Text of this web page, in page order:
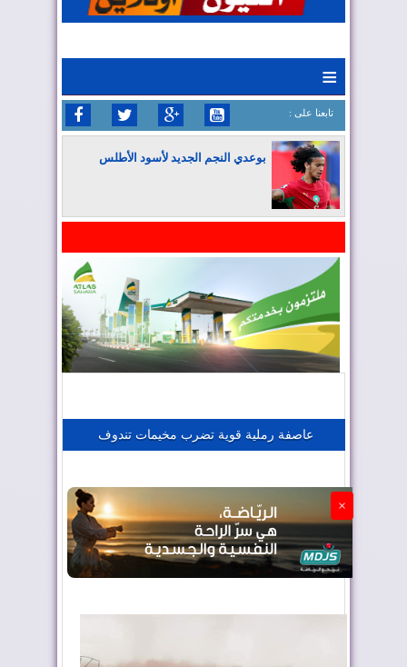
≡
: تابعنا على
بوعدي النجم الجديد لأسود الأطلس
المغرب يعزز موقعه في صناعة الطيران
عاصفة رملية قوية تضرب مخيمات تندوف
×